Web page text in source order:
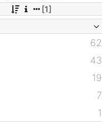
[1]
62
43
19
7
1